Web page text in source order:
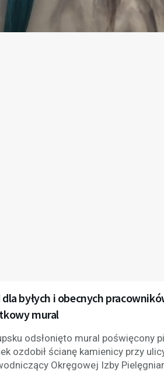
dla byłych i obecnych
mural
odsłonięto mural poświęcony
ozdobił ścianę kamienicy przy
Okręgowej Izby